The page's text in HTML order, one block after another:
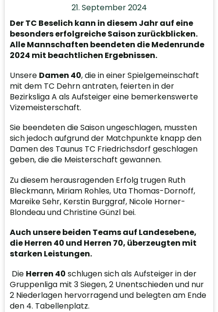
21. September 2024
Der TC Beselich kann in diesem Jahr auf eine
besonders erfolgreiche Saison zurückblicken.
Alle Mannschaften beendeten die Medenrunde
2024 mit beachtlichen Ergebnissen.
Unsere Damen 40, die in einer Spielgemeinschaft
mit dem TC Dehrn antraten, feierten in der
Bezirksliga A als Aufsteiger eine bemerkenswerte
Vizemeisterschaft.
Sie beendeten die Saison ungeschlagen, mussten
sich jedoch aufgrund der Matchpunkte knapp den
Damen des Taunus TC Friedrichsdorf geschlagen
geben, die die Meisterschaft gewannen.
Zu diesem herausragenden Erfolg trugen Ruth
Bleckmann, Miriam Rohles, Uta Thomas-Dornoff,
Mareike Sehr, Kerstin Burggraf, Nicole Horner-
Blondeau und Christine Günzl bei.
Auch unsere beiden Teams auf Landesebene,
die Herren 40 und Herren 70, überzeugten mit
starken Leistungen.
Die Herren 40 schlugen sich als Aufsteiger in der
Gruppenliga mit 3 Siegen, 2 Unentschieden und nur
2 Niederlagen hervorragend und belegten am Ende
den 4. Tabellenplatz.